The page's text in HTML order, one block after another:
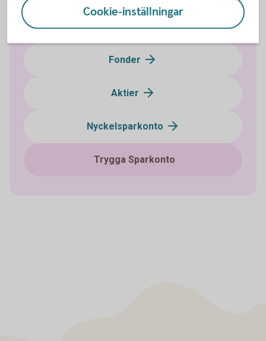
Kapitalförsäkringar
Fonder
Aktier
Nyckelsparkonto
Trygga Sparkonto
Cookie-inställningar